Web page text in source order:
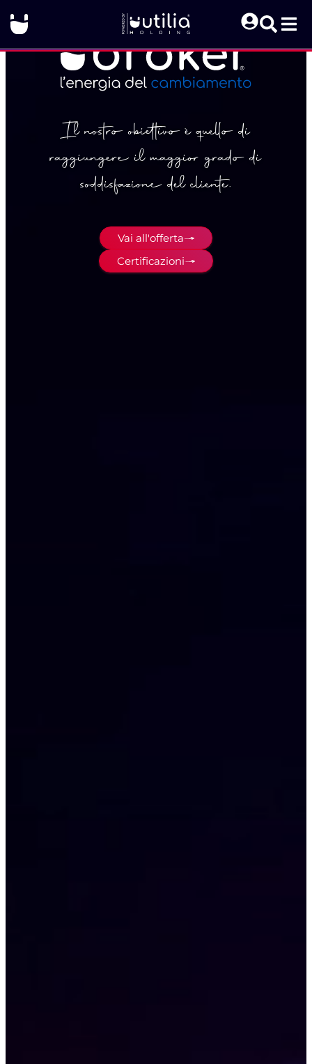
Il nostro obiettivo è quello di
raggiungere il maggior grado di
soddisfazione del cliente.
Vai all'offerta
Certificazioni